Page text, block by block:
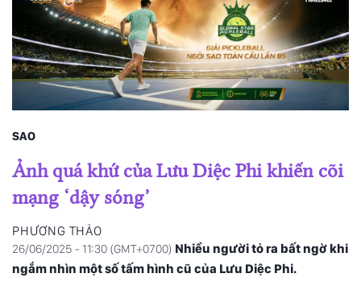
SAO
Ảnh quá khứ của Lưu Diệc Phi khiến cõi
mạng ‘dậy sóng’
PHƯƠNG THẢO
26/06/2025 - 11:30 (GMT+0700) Nhiều người tỏ ra bất ngờ khi
ngắm nhìn một số tấm hình cũ của Lưu Diệc Phi.